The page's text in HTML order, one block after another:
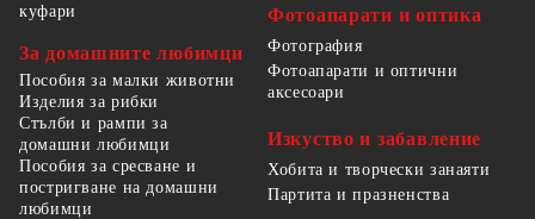
куфари
За домашните любимци
Пособия за малки животни
Изделия за рибки
Стълби и рампи за
домашни любимци
Пособия за сресване и
постригване на домашни
любимци
Фотоапарати и оптика
Фотография
Фотоапарати и оптични
аксесоари
Изкуство и забавление
Хобита и творчески занаяти
Партита и празненства